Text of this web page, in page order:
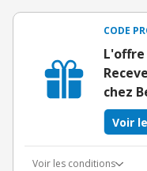
CODE
L'offre
chez
Voir
Voir les conditions